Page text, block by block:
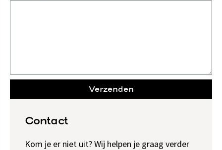
Contact
Kom je er niet uit? Wij helpen je graag verder
Verzenden